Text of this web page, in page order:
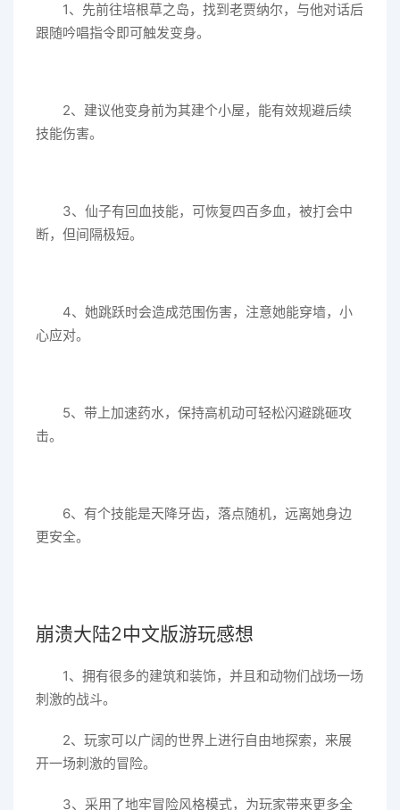
1、先前往培根草之岛，找到老贾纳尔，与他对话后
跟随吟唱指令即可触发变身。
2、建议他变身前为其建个小屋，能有效规避后续
技能伤害。
3、仙子有回血技能，可恢复四百多血，被打会中
断，但间隔极短。
4、她跳跃时会造成范围伤害，注意她能穿墙，小
心应对。
5、带上加速药水，保持高机动可轻松闪避跳砸攻
击。
6、有个技能是天降牙齿，落点随机，远离她身边
更安全。
崩溃大陆2中文版游玩感想
1、拥有很多的建筑和装饰，并且和动物们战场一场
刺激的战斗。
2、玩家可以广阔的世界上进行自由地探索，来展
开一场刺激的冒险。
3、采用了地牢冒险风格模式，为玩家带来更多全